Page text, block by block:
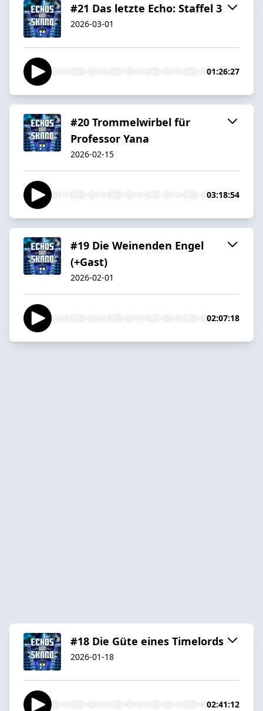
#21 Das letzte Echo: Staffel 3
2026-03-01
01:26:27
#20 Trommelwirbel für
Professor Yana
2026-02-15
03:18:54
#19 Die Weinenden Engel
(+Gast)
2026-02-01
02:07:18
#18 Die Güte eines Timelords
2026-01-18
02:41:12